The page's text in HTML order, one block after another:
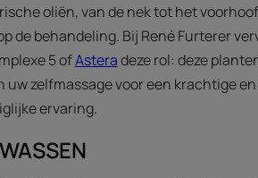
oliën, van de nek tot het
de behandeling. Bij René Furterer
5 ofAsteradeze rol: deze
zelfmassage voor een krachtige
ervaring.